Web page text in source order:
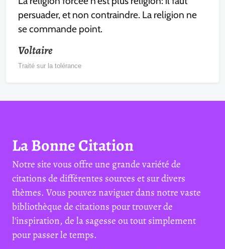
persuader, et non contraindre. La religion ne
se commande point.
Voltaire
Traité sur la tolérance
La Bonne Citation
Notre site vous offre une grande variété de
citations de différentes sources et sur divers
thèmes. Vous pouvez naviguer dans notre vaste
bibliothèque de citations pour trouver de
l'inspiration, de la sagesse ou tout simplement
pour passer le temps.